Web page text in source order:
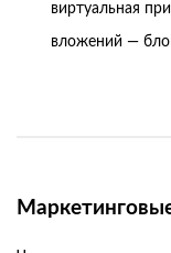
виртуальная
вложений —